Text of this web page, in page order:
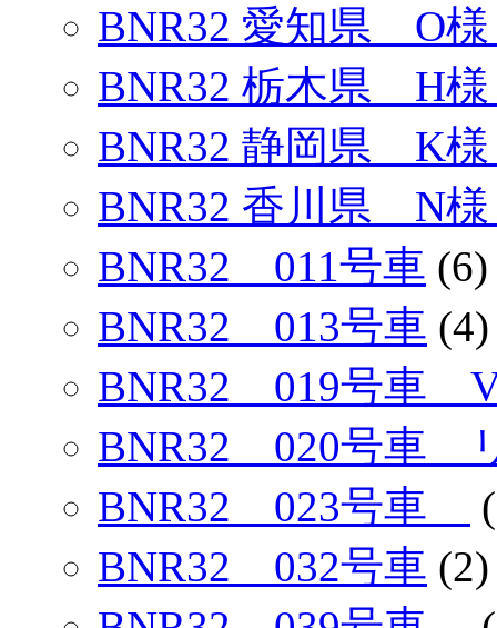
BNR32 愛知県 O
BNR32 栃木県 H
BNR32 静岡県 K
BNR32 香川県 N
BNR32 011号車 (6)
BNR32 013号車 (4)
BNR32 019号車
BNR32 020号車
BNR32 023号車
BNR32 032号車 (2)